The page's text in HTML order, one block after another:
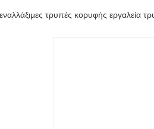
τρυπές κορυφής εργαλεία